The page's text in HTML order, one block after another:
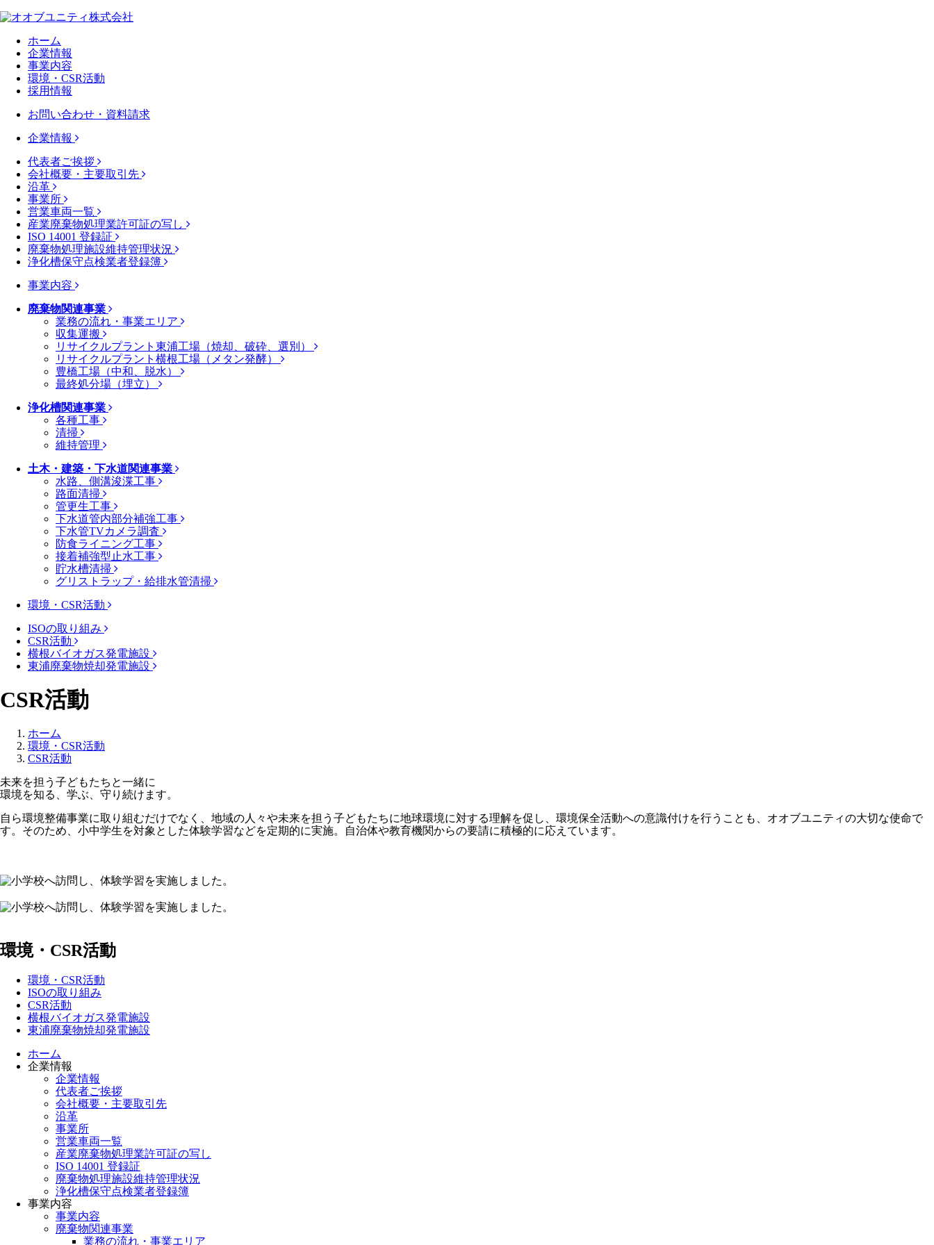
ホーム
企業情報
事業内容
環境・CSR活動
採用情報
お問い合わせ・資料請求
企業情報
代表者ご挨拶
会社概要・主要取引先
沿革
事業所
営業車両一覧
産業廃棄物処理業許可証の写し
ISO 14001 登録証
廃棄物処理施設維持管理状況
浄化槽保守点検業者登録簿
事業内容
廃棄物関連事業
業務の流れ・事業エリア
収集運搬
リサイクルプラント東浦工場（焼却、破砕、選別）
リサイクルプラント横根工場（メタン発酵）
豊橋工場（中和、脱水）
最終処分場（埋立）
浄化槽関連事業
各種工事
清掃
維持管理
土木・建築・下水道関連事業
水路、側溝浚渫工事
路面清掃
管更生工事
下水道管内部分補強工事
下水管TVカメラ調査
防食ライニング工事
接着補強型止水工事
貯水槽清掃
グリストラップ・給排水管清掃
環境・CSR活動
ISOの取り組み
CSR活動
横根バイオガス発電施設
東浦廃棄物焼却発電施設
CSR活動
ホーム
環境・CSR活動
CSR活動
未来を担う子どもたちと一緒に
環境を知る、学ぶ、守り続けます。
自ら環境整備事業に取り組むだけでなく、地域の人々や未来を担う子どもたちに地球環境に対する理解を促し、環境保全活動への意識付けを行うことも、オオブユニティの大切な使命で
す。そのため、小中学生を対象とした体験学習などを定期的に実施。自治体や教育機関からの要請に積極的に応えています。
環境・CSR活動
環境・CSR活動
ISOの取り組み
CSR活動
横根バイオガス発電施設
東浦廃棄物焼却発電施設
ホーム
企業情報
企業情報
代表者ご挨拶
会社概要・主要取引先
沿革
事業所
営業車両一覧
産業廃棄物処理業許可証の写し
ISO 14001 登録証
廃棄物処理施設維持管理状況
浄化槽保守点検業者登録簿
事業内容
事業内容
廃棄物関連事業
業務の流れ・事業エリア